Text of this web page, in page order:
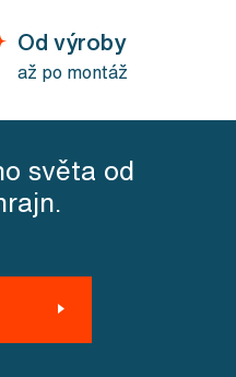
Od výroby
až po montáž
světa od